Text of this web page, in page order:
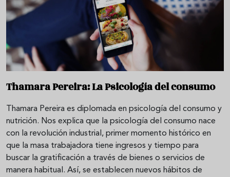
Thamara Pereira: La Psicología del consumo
Thamara Pereira es diplomada en psicología del consumo y
nutrición. Nos explica que la psicología del consumo nace
con la revolución industrial, primer momento histórico en
que la masa trabajadora tiene ingresos y tiempo para
buscar la gratificación a través de bienes o servicios de
manera habitual. Así, se establecen nuevos hábitos de